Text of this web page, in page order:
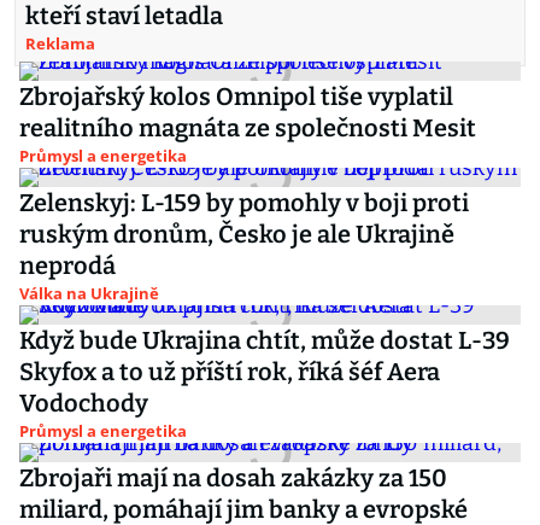
kteří staví letadla
Reklama
Zbrojařský kolos Omnipol tiše vyplatil
realitního magnáta ze společnosti Mesit
Průmysl a energetika
Zelenskyj: L-159 by pomohly v boji proti
ruským dronům, Česko je ale Ukrajině
neprodá
Válka na Ukrajině
Když bude Ukrajina chtít, může dostat L-39
Skyfox a to už příští rok, říká šéf Aera
Vodochody
Průmysl a energetika
Zbrojaři mají na dosah zakázky za 150
miliard, pomáhají jim banky a evropské